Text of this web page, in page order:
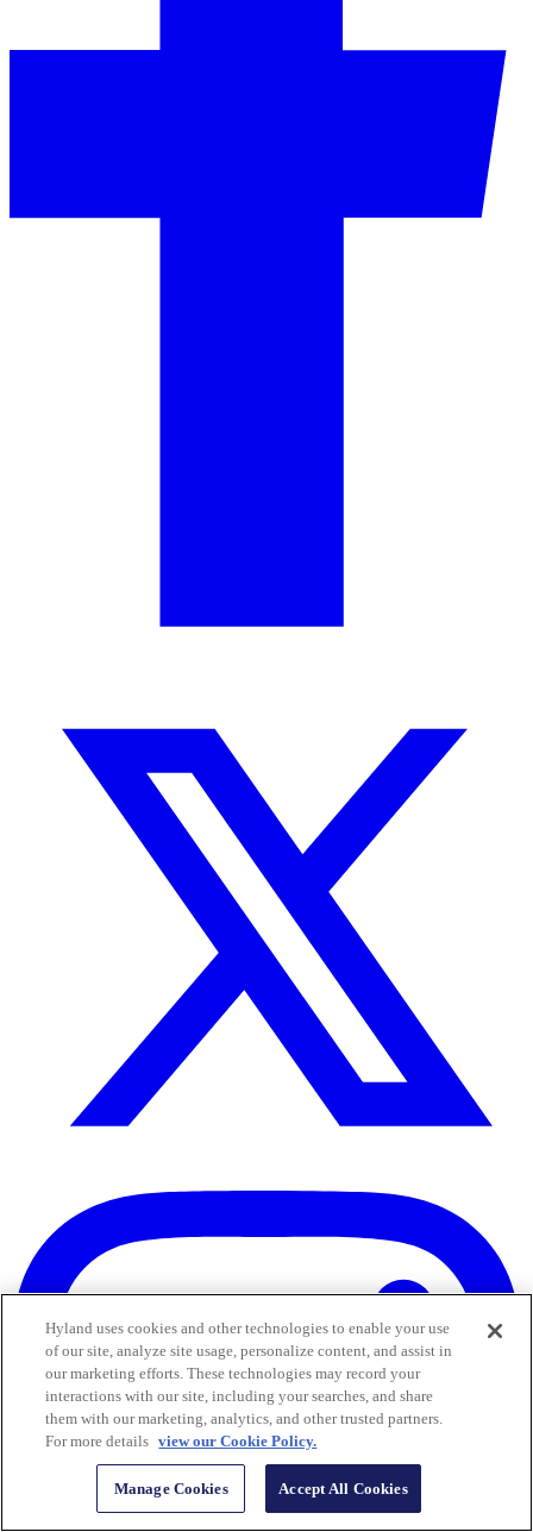
Hyland uses cookies and other technologies to enable your use
of our site, analyze site usage, personalize content, and assist in
our marketing efforts. These technologies may record your
interactions with our site, including your searches, and share
them with our marketing, analytics, and other trusted partners.
For more details view our Cookie Policy.
Manage Cookies Accept All Cookies